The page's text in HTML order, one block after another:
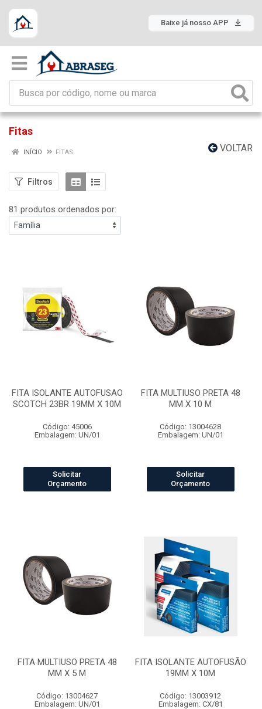
Baixe já nosso APP
Fitas
VOLTAR
INÍCIO FITAS
Filtros
81 produtos ordenados por:
FITA ISOLANTE AUTOFUSAO
SCOTCH 23BR 19MM X 10M
Código: 45006
Embalagem: UN/01
Solicitar
Orçamento
FITA MULTIUSO PRETA 48
MM X 10 M
Código: 13004628
Embalagem: UN/01
Solicitar
Orçamento
FITA MULTIUSO PRETA 48
MM X 5 M
Código: 13004627
Embalagem: UN/01
FITA ISOLANTE AUTOFUSÃO
19MM X 10M
Código: 13003912
Embalagem: CX/81